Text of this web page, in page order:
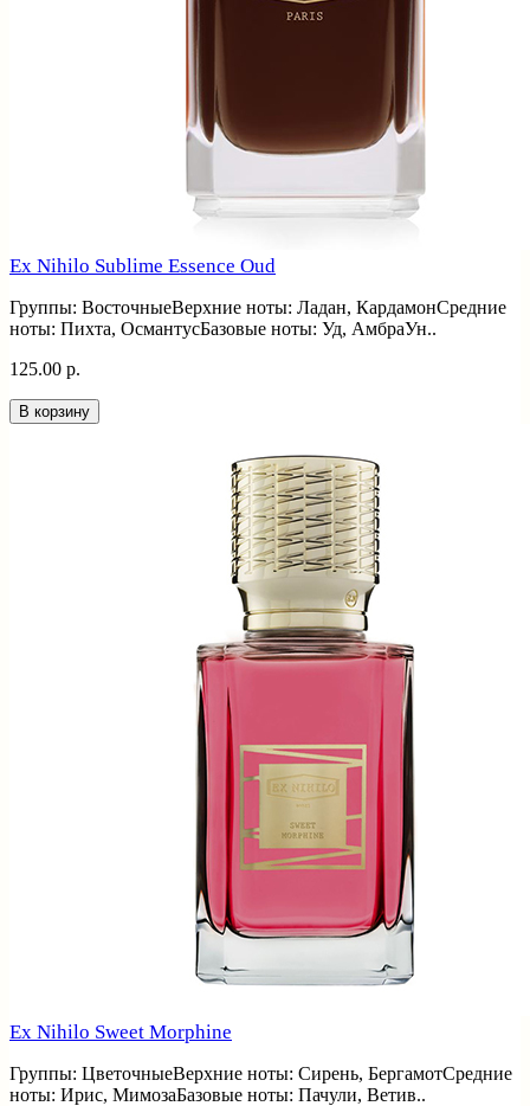
Ex Nihilo Sublime Essence Oud
Группы: ВосточныеВерхние ноты: Ладан, КардамонСредние
ноты: Пихта, ОсмантусБазовые ноты: Уд, АмбраУн..
125.00 р.
В корзину
Ex Nihilo Sweet Morphine
Группы: ЦветочныеВерхние ноты: Сирень, БергамотСредние
ноты: Ирис, МимозаБазовые ноты: Пачули, Ветив..